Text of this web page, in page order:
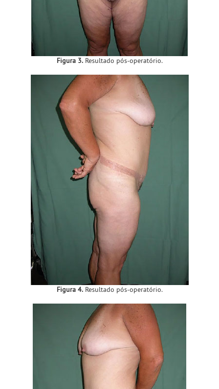
Figura 3.Resultado pós-operatório.
Figura 4.Resultado pós-operatório.